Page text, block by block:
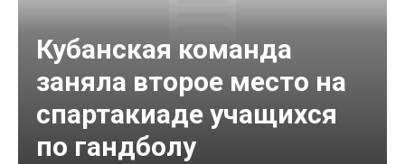
Кубанская команда
заняла второе место на
спартакиаде учащихся
по гандболу